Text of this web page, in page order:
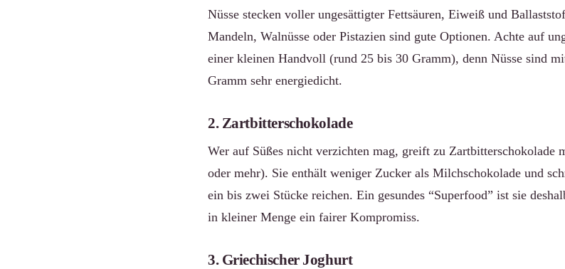
Nüsse stecken voller ungesättigter Fettsäuren, Eiweiß und
Mandeln, Walnüsse oder Pistazien sind gute Optionen. Achte auf
einer kleinen Handvoll (rund 25 bis 30 Gramm), denn Nüsse sind
Gramm sehr energiedicht.
2. Zartbitterschokolade
Wer auf Süßes nicht verzichten mag, greift zu Zartbitterschokolade
oder mehr). Sie enthält weniger Zucker als Milchschokolade und
ein bis zwei Stücke reichen. Ein gesundes “Superfood” ist sie
in kleiner Menge ein fairer Kompromiss.
3. Griechischer Joghurt